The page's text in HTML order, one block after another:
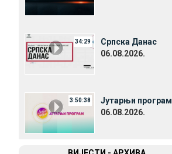
34:29
Српска Данас
06.08.2026.
3:50:38
Јутарњи програм
06.08.2026.